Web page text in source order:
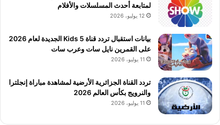
لمتابعة أحدث المسلسلات والأفلام
12 يوليو، 2026
بيانات استقبال تردد قناة 5 Kids الجديدة لعام 2026
على القمرين نايل سات وعرب سات
11 يوليو، 2026
تردد القناة الجزائرية الأرضية لمشاهدة مباراة إنجلترا
والنرويج بكأس العالم 2026
11 يوليو، 2026